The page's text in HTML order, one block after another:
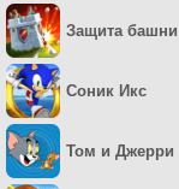
Защита башни
Соник Икс
Том и Джерри